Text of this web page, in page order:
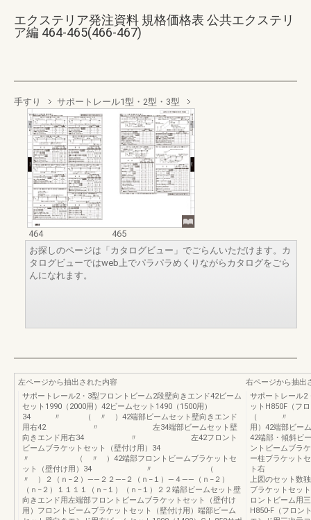
エクステリア発注資料 規格価格表 公共エクステリ
ア編 464-465(466-467)
手すり サポートレール1型・2型・3型
464
465
お探しのページは「カタログビュー」でごらんいただけます。カ
タログビューではweb上でパラパラめくりながらカタログをごら
んになれます。
左ページから抽出された内容
サポートレール2・3型フロントビーム2段壁向きエンド42ビーム
セット1990（2000用）42ビームセット1490（1500用）
34 〃 （ 〃 ）42端部ビームセット壁向きエンド
用右42 〃 左34端部ビームセット壁
向きエンド用右34 〃 左42フロント
ビームブラケットセット（壁付け用）34
〃 （ 〃 ）42端部フロントビームブラケットセ
ット（壁付け用）34 〃 （
〃 ）２（ｎ−２）――２２―−２（ｎ−１）―４――（ｎ−２）
（ｎ−２）１１１１（ｎ−１）（ｎ−１）２２端部ビームセット壁
向きエンド用左端部フロントビームブラケットセット（壁付け
用）フロントビームブラケットセット（壁付け用）端部ビーム
右ページから抽出
サポートレール2
ットH850F
（ 〃 ）連続
用）42端部ビー
42端部・傾斜ビ
ントビームブラ
ー柱ブラケット
ト右 〃
上図のセット
ブラケットセッ
ロントビーム用
H850-F（フロン